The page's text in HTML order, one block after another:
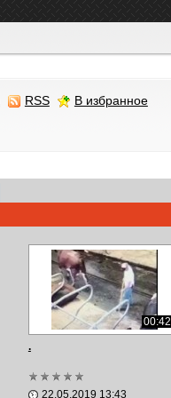
RSS В избранное
00:42
.
22.05.2019 13:43